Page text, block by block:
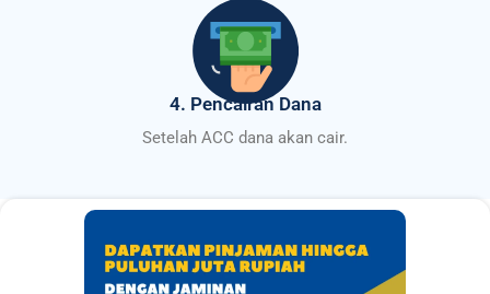
4. Pencairan Dana
Setelah ACC dana akan cair.